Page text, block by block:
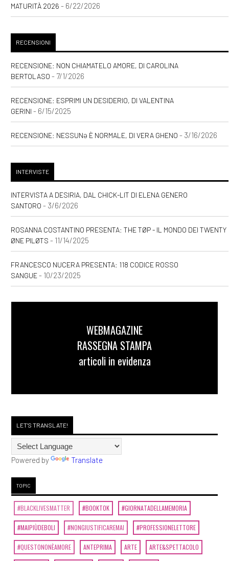
MATURITÀ 2026 - 6/22/2026
RECENSIONI
RECENSIONE: NON CHIAMATELO AMORE, DI CAROLINA
BERTOLASO - 7/1/2026
RECENSIONE: ESPRIMI UN DESIDERIO, DI VALENTINA
GERINI - 6/15/2025
RECENSIONE: NESSUNƏ È NORMALE, DI VERA GHENO - 3/16/2026
INTERVISTE
INTERVISTA A DESIRIA, DAL CHICK-LIT DI ELENA GENERO
SANTORO - 3/6/2026
ROSANNA COSTANTINO PRESENTA: THE TØP - IL MONDO DEI TWENTY
ØNE PILØTS - 11/14/2025
FRANCESCO NUCERA PRESENTA: 118 CODICE ROSSO
SANGUE- 10/23/2025
WEBMAGAZINE
RASSEGNA STAMPA
articoli in evidenza
LET'S TRANSLATE!
Powered by Translate
TOPIC
#BLACKLIVESMATTER #BOOKTOK #GIORNATADELLAMEMORIA
#MAIPIÙDEBOLI #NONGIUSTIFICAREMAI #PROFESSIONELETTORE
#QUESTONONÈAMORE ANTEPRIMA ARTE ARTE&SPETTACOLO